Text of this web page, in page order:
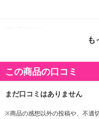
つに適したカロリーに設計
カルシウム、鉄分、ビタミン
けます。
凍らせてもOKなパウチタイ
も
この商品の口コミ
※商品の感想以外の投稿や、不適